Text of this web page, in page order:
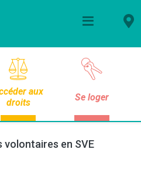
aux
droits
Se loger
en SVE